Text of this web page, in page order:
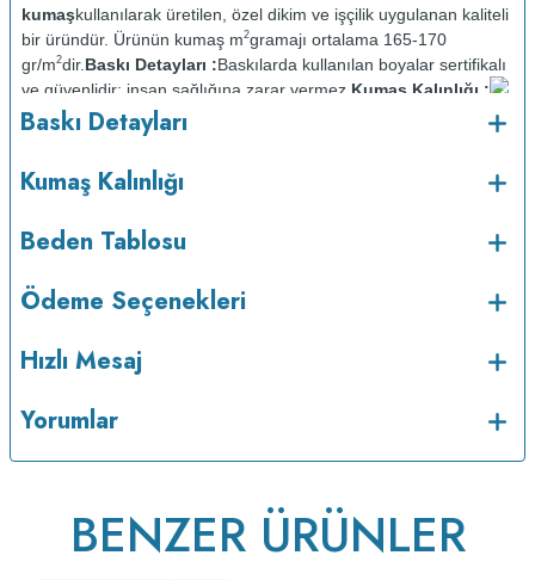
kumaşkullanılarak üretilen, özel dikim ve işçilik uygulanan kaliteli
bir üründür. Ürünün kumaş m2gramajı ortalama 165-170
gr/m2dir. Baskı Detayları :Baskılarda kullanılan boyalar sertifikalı
ve güvenlidir; insan sağlığına zarar vermez. Kumaş Kalınlığı :
Bakım : Kısa programda maksimum 30
Kuru temizleme yapılmaz.
Baskı Detayları
Kumaş Kalınlığı
Beden Tablosu
Ödeme Seçenekleri
Hızlı Mesaj
Yorumlar
BENZER ÜRÜNLER